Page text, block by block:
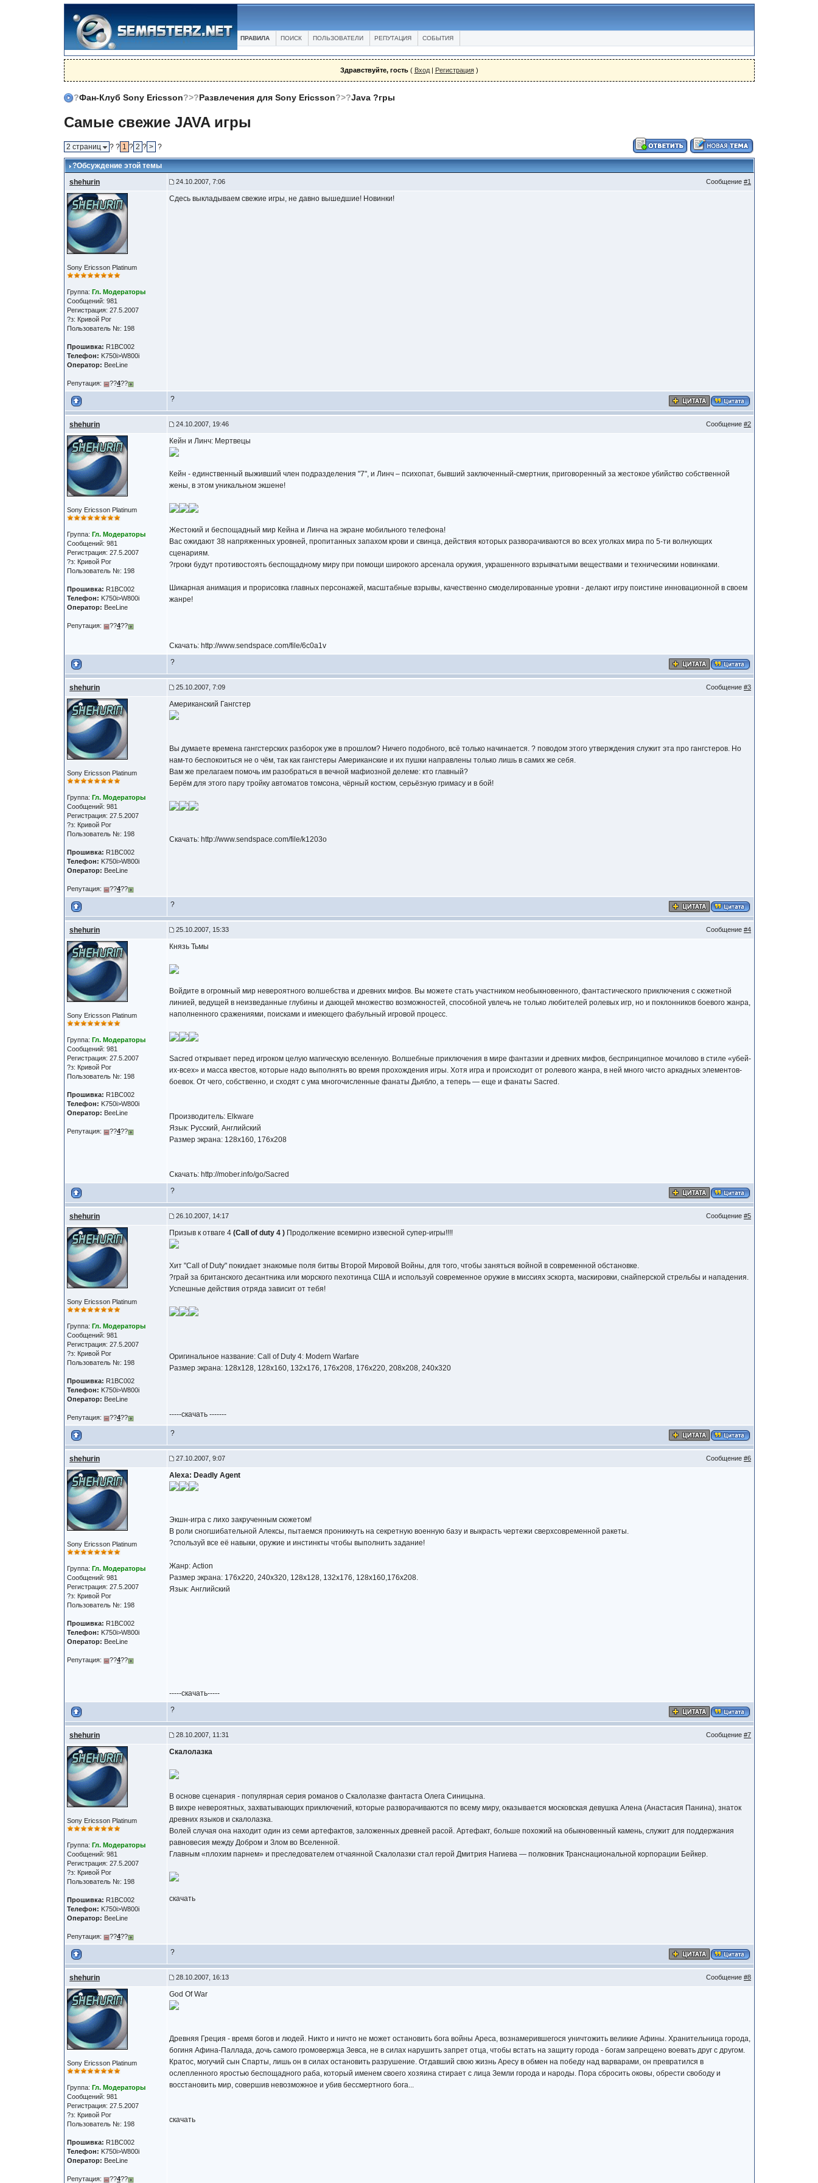
SEMASTERZ.COM БЛОГИ ФОТО БАЗА ЗНАНИЙ ПРАВИЛА ПОИСК ПОЛЬЗОВАТЕЛИ РЕПУТАЦИЯ СОБЫТИЯ
Здравствуйте, гость( Вход| Регистрация)
?Фан-Клуб Sony Ericsson?>?Развлечения для Sony Ericsson?>?Java ?гры
Самые свежие JAVA игры
2 страниц ? ? 1 ? 2 ? > ?
?Обсуждение этой темы
shehurin
24.10.2007, 7:06 Сообщение #1
Sony Ericsson Platinum
Группа: Гл. Модераторы
Сообщений: 981
Регистрация: 27.5.2007
?з: Кривой Рог
Пользователь №: 198
Прошивка: R1BC002
Телефон: K750i>W800i
Оператор: BeeLine
Репутация: ??4??
Сдесь выкладываем свежие игры, не давно вышедшие! Новинки!
?
shehurin 24.10.2007, 19:46 Сообщение #2
Sony Ericsson Platinum
Группа: Гл. Модераторы
Сообщений: 981
Регистрация: 27.5.2007
?з: Кривой Рог
Пользователь №: 198
Прошивка: R1BC002
Телефон: K750i>W800i
Оператор: BeeLine
Репутация: ??4??
Кейн и Линч: Мертвецы
Кейн - единственный выживший член подразделения "7", и Линч – психопат, бывший заключенный-смертник, приговоренный за жестокое убийство собственной
жены, в этом уникальном экшене!
Жестокий и беспощадный мир Кейна и Линча на экране мобильного телефона!
Вас ожидают 38 напряженных уровней, пропитанных запахом крови и свинца, действия которых разворачиваются во всех уголках мира по 5-ти волнующих
сценариям.
?гроки будут противостоять беспощадному миру при помощи широкого арсенала оружия, украшенного взрывчатыми веществами и техническими новинками.
Шикарная анимация и прорисовка главных персонажей, масштабные взрывы, качественно смоделированные уровни - делают игру поистине инновационной в своем
жанре!
Скачать: http://www.sendspace.com/file/6c0a1v
?
shehurin 25.10.2007, 7:09 Сообщение #3
Sony Ericsson Platinum
Группа: Гл. Модераторы
Сообщений: 981
Регистрация: 27.5.2007
?з: Кривой Рог
Пользователь №: 198
Прошивка: R1BC002
Телефон: K750i>W800i
Оператор: BeeLine
Репутация: ??4??
Американский Гангстер
Вы думаете времена гангстерских разборок уже в прошлом? Ничего подобного, всё только начинается. ? поводом этого утверждения служит эта про гангстеров. Но
нам-то беспокоиться не о чём, так как гангстеры Американские и их пушки направлены только лишь в самих же себя.
Вам же прелагаем помочь им разобраться в вечной мафиозной делеме: кто главный?
Берём для этого пару тройку автоматов томсона, чёрный костюм, серьёзную гримасу и в бой!
Скачать: http://www.sendspace.com/file/k1203o
?
shehurin 25.10.2007, 15:33 Сообщение #4
Sony Ericsson Platinum
Группа: Гл. Модераторы
Сообщений: 981
Регистрация: 27.5.2007
?з: Кривой Рог
Пользователь №: 198
Прошивка: R1BC002
Телефон: K750i>W800i
Оператор: BeeLine
Репутация: ??4??
Князь Тьмы
Войдите в огромный мир невероятного волшебства и древних мифов. Вы можете стать участником необыкновенного, фантастического приключения с сюжетной
линией, ведущей в неизведанные глубины и дающей множество возможностей, способной увлечь не только любителей ролевых игр, но и поклонников боевого жанра,
наполненного сражениями, поисками и имеющего фабульный игровой процесс.
Sacred открывает перед игроком целую магическую вселенную. Волшебные приключения в мире фантазии и древних мифов, беспринципное мочилово в стиле «убей-
их-всех» и масса квестов, которые надо выполнять во время прохождения игры. Хотя игра и происходит от ролевого жанра, в ней много чисто аркадных элементов-
боевок. От чего, собственно, и сходят с ума многочисленные фанаты Дьябло, а теперь — еще и фанаты Sacred.
Производитель: Elkware
Язык: Русский, Английский
Размер экрана: 128x160, 176x208
Скачать: http://mober.info/go/Sacred
?
shehurin 26.10.2007, 14:17 Сообщение #5
Sony Ericsson Platinum
Группа: Гл. Модераторы
Сообщений: 981
Регистрация: 27.5.2007
?з: Кривой Рог
Пользователь №: 198
Прошивка: R1BC002
Телефон: K750i>W800i
Оператор: BeeLine
Репутация: ??4??
Призыв к отваге 4 (Call of duty 4 ) Продолжение всемирно извесной супер-игры!!!!
Хит "Call of Duty" покидает знакомые поля битвы Второй Мировой Войны, для того, чтобы заняться войной в современной обстановке.
?грай за британского десантника или морского пехотинца США и используй современное оружие в миссиях эскорта, маскировки, снайперской стрельбы и нападения.
Успешные действия отряда зависит от тебя!
Оригинальное название: Call of Duty 4: Modern Warfare
Размер экрана: 128x128, 128x160, 132x176, 176x208, 176x220, 208x208, 240x320
-----скачать -------
?
shehurin 27.10.2007, 9:07 Сообщение #6
Sony Ericsson Platinum
Группа: Гл. Модераторы
Сообщений: 981
Регистрация: 27.5.2007
?з: Кривой Рог
Пользователь №: 198
Прошивка: R1BC002
Телефон: K750i>W800i
Оператор: BeeLine
Репутация: ??4??
Alexa: Deadly Agent
Экшн-игра с лихо закрученным сюжетом!
В роли сногшибательной Алексы, пытаемся проникнуть на секретную военную базу и выкрасть чертежи сверхсовременной ракеты.
?спользуй все её навыки, оружие и инстинкты чтобы выполнить задание!
Жанр: Action
Размер экрана: 176x220, 240x320, 128x128, 132x176, 128x160,176x208.
Язык: Английский
-----скачать-----
?
shehurin 28.10.2007, 11:31 Сообщение #7
Sony Ericsson Platinum
Группа: Гл. Модераторы
Сообщений: 981
Регистрация: 27.5.2007
?з: Кривой Рог
Пользователь №: 198
Прошивка: R1BC002
Телефон: K750i>W800i
Оператор: BeeLine
Репутация: ??4??
Скалолазка
В основе сценария - популярная серия романов о Скалолазке фантаста Олега Синицына.
В вихре невероятных, захватывающих приключений, которые разворачиваются по всему миру, оказывается московская девушка Алена (Анастасия Панина), знаток
древних языков и скалолазка.
Волей случая она находит один из семи артефактов, заложенных древней расой. Артефакт, больше похожий на обыкновенный камень, служит для поддержания
равновесия между Добром и Злом во Вселенной.
Главным «плохим парнем» и преследователем отчаянной Скалолазки стал герой Дмитрия Нагиева — полковник Транснациональной корпорации Бейкер.
скачать
?
shehurin 28.10.2007, 16:13 Сообщение #8
Sony Ericsson Platinum
Группа: Гл. Модераторы
Сообщений: 981
Регистрация: 27.5.2007
?з: Кривой Рог
Пользователь №: 198
Прошивка: R1BC002
Телефон: K750i>W800i
Оператор: BeeLine
Репутация: ??4??
God Of War
Древняя Греция - время богов и людей. Никто и ничто не может остановить бога войны Ареса, вознамерившегося уничтожить великие Афины. Хранительница города,
богиня Афина-Паллада, дочь самого громовержца Зевса, не в силах нарушить запрет отца, чтобы встать на защиту города - богам запрещено воевать друг с другом.
Кратос, могучий сын Спарты, лишь он в силах остановить разрушение. Отдавший свою жизнь Аресу в обмен на победу над варварами, он превратился в
ослепленного яростью беспощадного раба, который именем своего хозяина стирает с лица Земли города и народы. Пора сбросить оковы, обрести свободу и
восстановить мир, совершив невозможное и убив бессмертного бога...
скачать